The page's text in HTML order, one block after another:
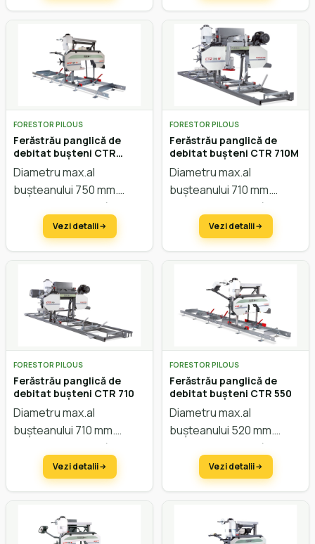
FORESTOR PILOUS
Ferăstrău panglică de
debitat bușteni CTR
750GX
Diametru max.al
bușteanului 750 mm.
Lățimea max. a scândurei
640 mm. Avans manual.
Reglarea înălțimii manual.
Vezi detalii
FORESTOR PILOUS
Ferăstrău panglică de
debitat bușteni CTR 710M
Diametru max.al
bușteanului 710 mm.
Lățimea max. a scândurei
660 mm.Avans manual.
Reglarea înălțimii electric.
Vezi detalii
FORESTOR PILOUS
Ferăstrău panglică de
debitat bușteni CTR 710
Diametru max.al
bușteanului 710 mm.
Lățimea max. a scândurei
660 mm.Avans automat.
Reglarea înălțimii electric.
Vezi detalii
FORESTOR PILOUS
Ferăstrău panglică de
debitat bușteni CTR 550
Diametru max.al
bușteanului 520 mm.
Lățimea max. a scândurei
460 mm.Avans manual.
Reglarea înălțimii manual.
Vezi detalii